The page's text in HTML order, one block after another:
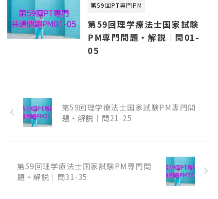
第59回PT専門PM
第59回理学療法士国家試験
PM専門問題・解説｜問01-
05
第59回理学療法士国家試験PM専門問
題・解説｜問21-25
第59回理学療法士国家試験PM専門問
題・解説｜問31-35